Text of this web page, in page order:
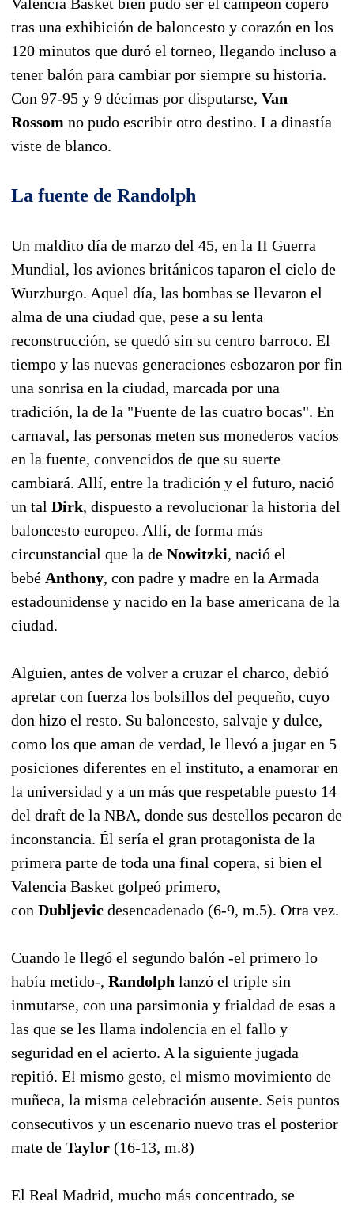
tras una exhibición de baloncesto y corazón en los
120 minutos que duró el torneo, llegando incluso a
tener balón para cambiar por siempre su historia.
Con 97-95 y 9 décimas por disputarse, Van
Rossom no pudo escribir otro destino. La dinastía
viste de blanco.
La fuente de Randolph
Un maldito día de marzo del 45, en la II Guerra
Mundial, los aviones británicos taparon el cielo de
Wurzburgo. Aquel día, las bombas se llevaron el
alma de una ciudad que, pese a su lenta
reconstrucción, se quedó sin su centro barroco. El
tiempo y las nuevas generaciones esbozaron por fin
una sonrisa en la ciudad, marcada por una
tradición, la de la "Fuente de las cuatro bocas". En
carnaval, las personas meten sus monederos vacíos
en la fuente, convencidos de que su suerte
cambiará. Allí, entre la tradición y el futuro, nació
un tal Dirk, dispuesto a revolucionar la historia del
baloncesto europeo. Allí, de forma más
circunstancial que la de Nowitzki, nació el
bebé Anthony, con padre y madre en la Armada
estadounidense y nacido en la base americana de la
ciudad.
Alguien, antes de volver a cruzar el charco, debió
apretar con fuerza los bolsillos del pequeño, cuyo
don hizo el resto. Su baloncesto, salvaje y dulce,
como los que aman de verdad, le llevó a jugar en 5
posiciones diferentes en el instituto, a enamorar en
la universidad y a un más que respetable puesto 14
del draft de la NBA, donde sus destellos pecaron de
inconstancia. Él sería el gran protagonista de la
primera parte de toda una final copera, si bien el
Valencia Basket golpeó primero,
con Dubljevic desencadenado (6-9, m.5). Otra vez.
Cuando le llegó el segundo balón -el primero lo
había metido-, Randolph lanzó el triple sin
inmutarse, con una parsimonia y frialdad de esas a
las que se les llama indolencia en el fallo y
seguridad en el acierto. A la siguiente jugada
repitió. El mismo gesto, el mismo movimiento de
muñeca, la misma celebración ausente. Seis puntos
consecutivos y un escenario nuevo tras el posterior
mate de Taylor (16-13, m.8)
El Real Madrid, mucho más concentrado, se